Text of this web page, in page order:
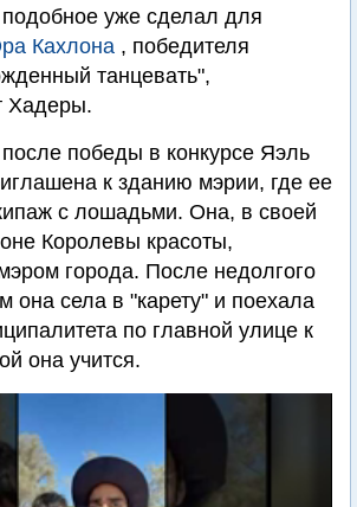
подобное уже сделал для
Кахлона , победителя
танцевать",
Хадеры.
победы в конкурсе Яэль
к зданию мэрии, где ее
с лошадьми. Она, в своей
Королевы красоты,
города. После недолгого
она села в "карету" и поехала
по главной улице к
она учится.